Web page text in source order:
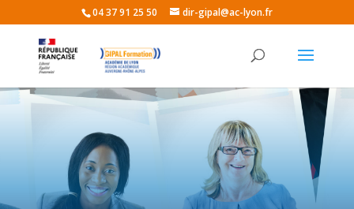
04 37 91 25 50 dir-gipal@ac-lyon.fr